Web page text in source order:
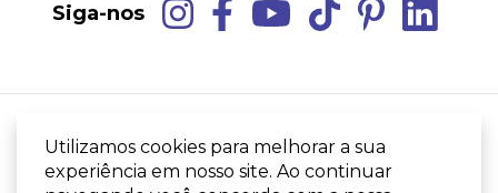
Siga-nos
Camisão Estrela do mar- AZUSLAZUS MODA
AUTORAL LTDA
Utilizamos cookies para melhorar a sua
experiência em nosso site. Ao continuar